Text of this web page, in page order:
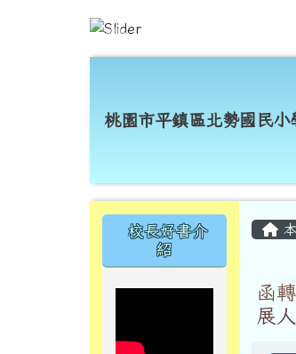
桃園市平鎮區北勢
桃園市平鎮區北勢國民小
左邊區域內容
校長好書介
紹
主本
函
展
頁尾區域